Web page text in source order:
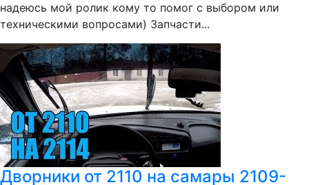
надеюсь мой ролик кому то помог с выбором или
техническими вопросами) Запчасти...
Дворники от 2110 на самары 2109-